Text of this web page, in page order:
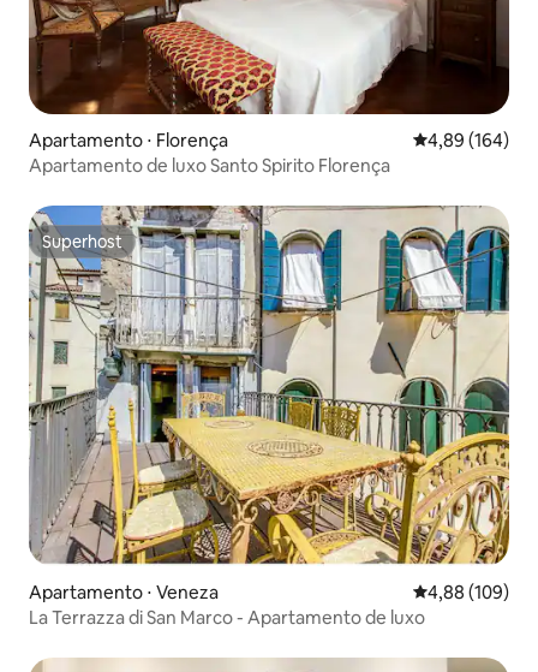
Apartamento ⋅ Florença 4,89 de uma
4,89 (164)
Apartamento de luxo Santo Spirito Florença
Superhost
Superhost
Apartamento ⋅ Veneza 4,88 de uma
4,88 (109)
La Terrazza di San Marco - Apartamento de luxo